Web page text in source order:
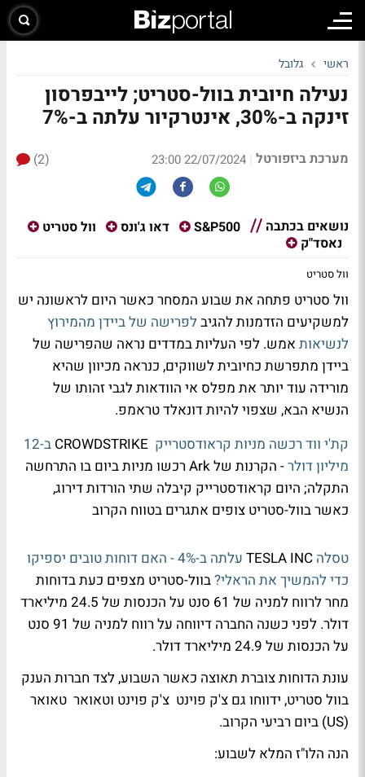
ראשי גלובל
נעילה חיובית בוול-סטריט; לייבפרסון
זינקה ב-30%, אינטרקיור עלתה ב-7%
מערכת ביזפורטל |
22/07/2024 23:00
(2)
נושאים בכתבה S&P500 דאו ג'ונס
וול סטריט
נאסד"ק
וול סטריט
וול סטריט פתחה את שבוע המסחר כאשר היום לראשונה יש
למשקיעים הזדמנות להגיב לפרישה של ביידן מהמירוץ
לנשיאות אמש. לפי העליות במדדים נראה שהפרישה של
ביידן מתפרשת כחיובית לשווקים, כנראה מכיוון שהיא
מורידה עוד יותר את מפלס אי הוודאות לגבי זהותו של
הנשיא הבא, שצפוי להיות דונאלד טראמפ.
קת'י ווד רכשה מניות קראודסטרייק
ב-12
מיליון דולר
- הקרנות של Ark רכשו מניות ביום בו התרחשה
התקלה; היום קראודסטרייק קיבלה שתי הורדות דירוג,
כאשר בוול-סטריט צופים אתגרים בטווח הקרוב
טסלה TESLA INC
עלתה ב-4% - האם דוחות טובים יספיקו
כדי להמשיך את הראלי?בוול-סטריט מצפים כעת בדוחות
מחר לרווח למניה של 61 סנט על הכנסות של 24.5 מיליארד
דולר. לפני כשנה החברה דיווחה על רווח למניה של 91 סנט
על הכנסות של 24.9 מיליארד דולר.
עונת הדוחות צוברת תאוצה כאשר השבוע, לצד חברות הענק
בוול סטריט, ידווחו גם צ'ק פוינט צ'ק פוינט וטאואר טאואר
(US) ביום רביעי הקרוב.
הנה הלו"ז המלא לשבוע: